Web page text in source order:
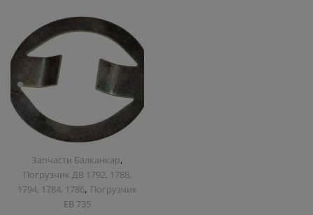
Запчасти Балканкар,
Погрузчик ДВ 1792, 1788,
1794, 1784, 1786, Погрузчик
ЕВ 735